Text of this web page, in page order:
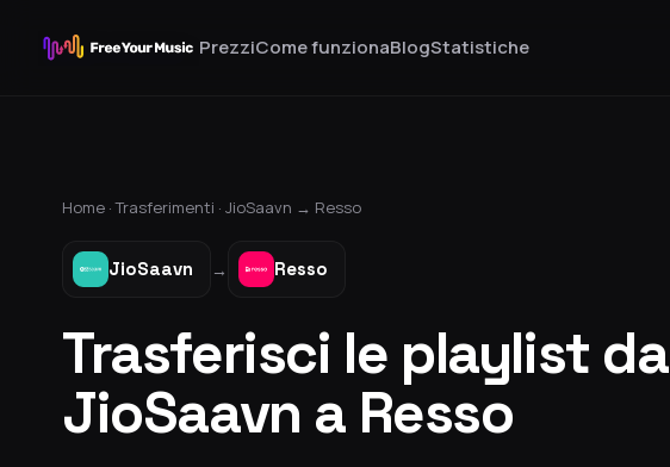
PrezziCome funzionaBlogStatistiche
Home ·Trasferimenti · JioSaavn → Resso
JioSaavn → Resso
Trasferisci le playlist da
JioSaavn a Resso